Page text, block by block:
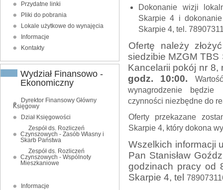
Przydatne linki
Pliki do pobrania
Lokale użytkowe do wynajęcia
Informacje
Kontakty
Wydział Finansowo -
Ekonomiczny
Dyrektor Finansowy Główny
Księgowy
Dział Księgowości
Zespół ds. Rozliczeń
Czynszowych - Zasób Własny i
Skarb Państwa
Zespół ds. Rozliczeń
Czynszowych - Wspólnoty
Mieszkaniowe
Informacje
Dokonanie wizji
Skarpie 4 i
Skarpie 4, tel.
Ofertę należy
siedzibie MZGM TBS
Kancelarii pokój nr 8,
godz. 10:00.
wynagrodzenie będzie
czynności niezbędne do
Oferty przekazane
Skarpie 4, który dokona
Wszelkich informacji
Pan Stanisław
godzinach pracy od
Skarpie 4, tel